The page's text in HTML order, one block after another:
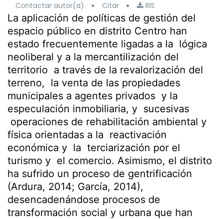
Contactar autor(a)
Citar RIS
La aplicación de políticas de gestión del
espacio público en distrito Centro han
estado frecuentemente ligadas a la lógica
neoliberal y a la mercantilización del
territorio a través de la revalorización del
terreno, la venta de las propiedades
municipales a agentes privados y la
especulación inmobiliaria, y sucesivas
operaciones de rehabilitación ambiental y
física orientadas a la reactivación
económica y la terciarización por el
turismo y el comercio. Asimismo, el distrito
ha sufrido un proceso de gentrificación
(Ardura, 2014; García, 2014),
desencadenándose procesos de
transformación social y urbana que han